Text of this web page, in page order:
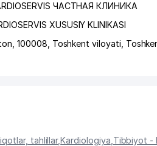
ЧАСТНАЯ КЛИНИКА
XUSUSIY KLINIKASI
100008, Toshkent viloyati
tahlillar,Kardiologiya Tibbiyot -